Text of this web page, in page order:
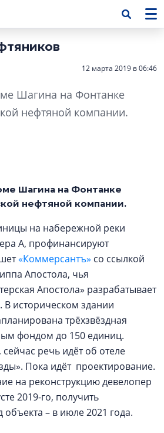
12 марта 2019 в 06:46
Шагина на Фонтанке
нефтяной компании.
Шагина на Фонтанке
нефтяной компании.
на набережной реки
А, профинансируют
«Коммерсантъ» со ссылкой
Апостола, чья
Апостола» разрабатывает
историческом здании
трёхзвёздная
фондом до 150 единиц.
речь идёт об отеле
Пока идёт проектирование.
на реконструкцию девелопер
2019-го, получить
– в июле 2021 года.